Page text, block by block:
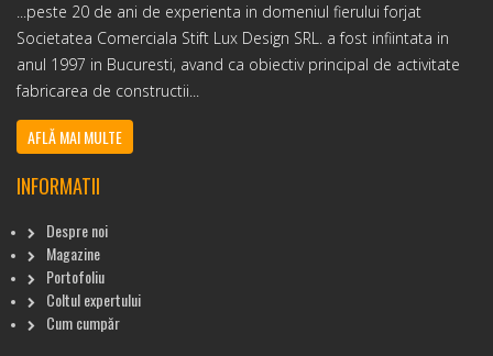
...peste 20 de ani de experienta in domeniul fierului forjat
Societatea Comerciala Stift Lux Design SRL. a fost infiintata in
anul 1997 in Bucuresti, avand ca obiectiv principal de activitate
fabricarea de constructii...
AFLĂ MAI MULTE
INFORMATII
Despre noi
Magazine
Portofoliu
Coltul expertului
Cum cumpăr